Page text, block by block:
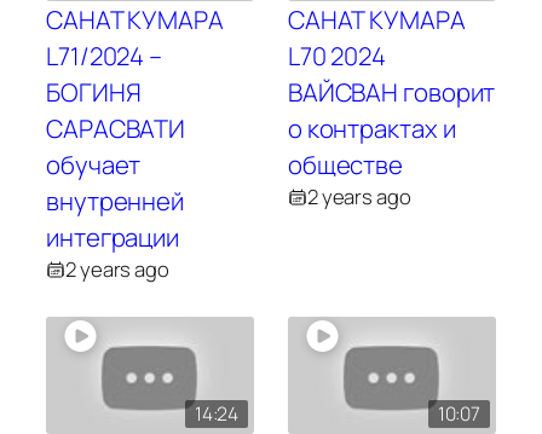
САНАТ КУМАРА
L71/2024 –
БОГИНЯ
САРАСВАТИ
обучает
внутренней
интеграции
2 years ago
САНАТ КУМАРА
L70 2024
ВАЙСВАН говорит
о контрактах и
обществе
2 years ago
14:24 10:07